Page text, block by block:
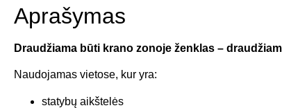
Aprašymas
Draudžiama būti krano zonoje ženklas –
Naudojamas vietose, kur yra:
statybų aikštelės